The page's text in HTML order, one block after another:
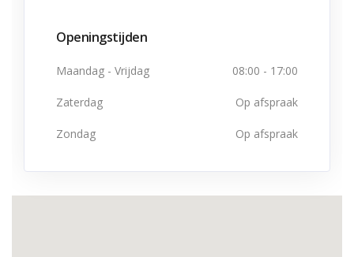
Openingstijden
Maandag - Vrijdag 08:00 - 17:00
Zaterdag Op afspraak
Zondag Op afspraak